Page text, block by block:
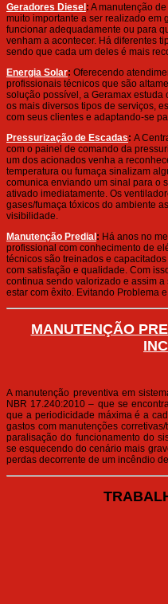
Geradores Diesel : A manutenção
muito importante a ser realizado em
funcionar adequadamente ou para
venham a acontecer. Há diferentes
sendo que cada um deles é mais
Energia Solar: Oferecendo
profissionais técnicos que são
solução possível, a Geramax
os mais diversos tipos de serviços,
com seus clientes e adaptando-se
Pressurização de Escadas: A
com o painel de comando da
um dos acionados venha a
temperatura ou fumaça sinalizam
comunica enviando um sinal para o
ativado imediatamente. Os
gases/fumaça tóxicos do ambiente
visibilidade.
Manutenção Predial : Há anos no
profissional com conhecimento de
técnicos são treinados e
com satisfação e qualidade. Com
continua sendo valorizado e assim
estar com êxito. Evitando Problema
MANUTENÇÃO
A manutenção preventiva em
NBR 17.240:2010 – que se
que a periodicidade máxima é a
gastos com manutenções
paralisação do funcionamento do
se esquecendo do cenário mais
perdas decorrente de um incêndio